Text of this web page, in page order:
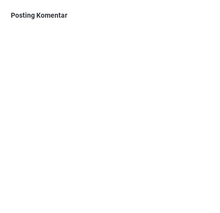
Posting Komentar